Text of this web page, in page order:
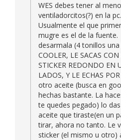
WES debes tener al
ventiladorcitos(?) en la pc.
Usualmente el que
mugre es el de la fuente.
desarmala (4 tonillos una
COOLER, LE SACAS
STICKER REDONDO EN
LADOS, Y LE ECHAS
otro aceite (busca en
hechas bastante. La
te quedes pegado) lo
aceite que tiraste(en un
tirar, ahora no tanto. Le
sticker (el mismo u otro)